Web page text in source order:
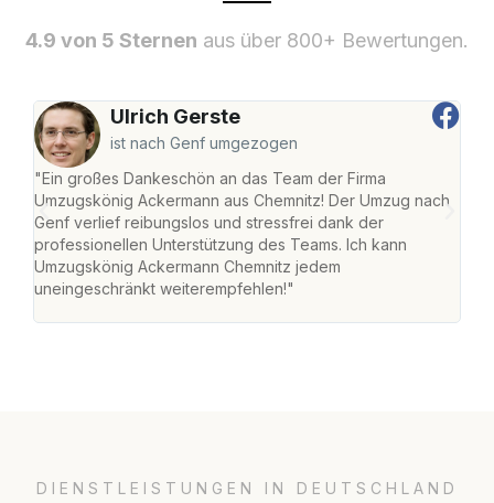
4.9 von 5 Sternen aus über 800+ Bewertungen.
Ulrich Gerste
ist nach Genf umgezogen
"Ein großes Dankeschön an das Team der Firma
Umzugskönig Ackermann aus Chemnitz! Der Umzug nach
Genf verlief reibungslos und stressfrei dank der
professionellen Unterstützung des Teams. Ich kann
Umzugskönig Ackermann Chemnitz jedem
uneingeschränkt weiterempfehlen!"
DIENSTLEISTUNGEN IN DEUTSCHLAND